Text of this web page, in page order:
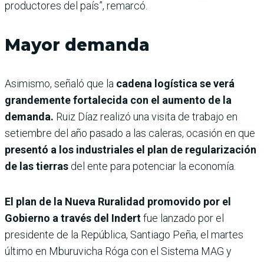
productores del país”, remarcó.
Mayor demanda
Asimismo, señaló que la cadena logística se verá
grandemente fortalecida con el aumento de la
demanda. Ruiz Díaz realizó una visita de trabajo en
setiembre del año pasado a las caleras, ocasión en que
presentó a los industriales el plan de regularización
de las tierras del ente para potenciar la economía.
El plan de la Nueva Ruralidad promovido por el
Gobierno a través del Indertfue lanzado por el
presidente de la República, Santiago Peña, el martes
último en Mburuvicha Róga con el Sistema MAG y